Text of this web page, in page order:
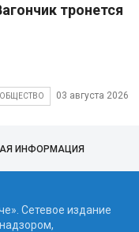
тронется
ОБЩЕСТВО 03 августа 2026
ИНФОРМАЦИЯ
Сетевое издание